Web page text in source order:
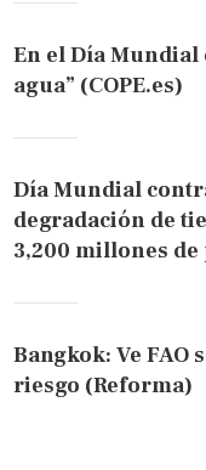
En el Día Mundial
agua” (COPE.es)
Día Mundial
degradación de
3,200 millones de
Bangkok: Ve
riesgo (Reforma)